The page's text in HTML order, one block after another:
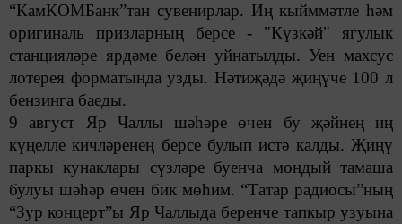
“КамКОМБанк”тан сувенирлар. Иң кыйммәтле һәм
оригиналь призларның берсе - "Күзкәй" ягулык
станцияләре ярдәме белән уйнатылды. Уен махсус
лотерея форматында узды. Нәтиҗәдә җиңүче 100 л
бензинга баеды.
9 август Яр Чаллы шәһәре өчен бу җәйнең иң
күңелле кичләренең берсе булып истә калды. Җиңү
паркы кунаклары сүзләре буенча мондый тамаша
булуы шәһәр өчен бик мөһим. “Татар радиосы”ның
“Зур концерт”ы Яр Чаллыда беренче тапкыр узуына